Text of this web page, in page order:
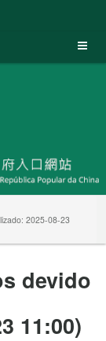
2025-08-23
devido
11:00)